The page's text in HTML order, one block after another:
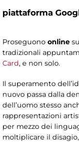
piattaforma
Proseguono online
tradizionali
Card, e non solo.
Il superamento
nuovo passa dalla
dell’uomo stesso
rappresentazioni
per mezzo dei
moltiplicare il